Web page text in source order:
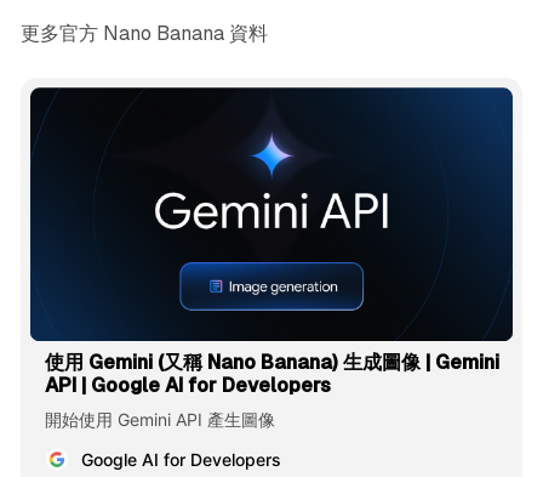
更多官方 Nano Banana 資料
使用 Gemini (又稱 Nano Banana) 生成圖像 | Gemini
API | Google AI for Developers
開始使用 Gemini API 產生圖像
Google AI for Developers